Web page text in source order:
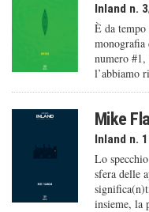
Inland n.
È da
monografia
numero #1,
l’abbiamo
Mike
Inland n.
Lo
sfera delle
insieme, la